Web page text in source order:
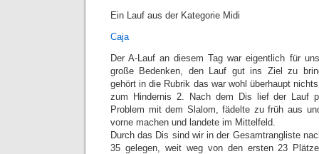
Ein Lauf aus der Kategorie Midi
Caja
Der A-Lauf an diesem Tag war eigentlich für
große Bedenken, den Lauf gut ins Ziel zu
gehört in die Rubrik das war wohl überhaupt
zum Hindernis 2. Nach dem Dis lief der Lauf
Problem mit dem Slalom, fädelte zu früh aus
vorne machen und landete im Mittelfeld.
Durch das Dis sind wir in der Gesamtrangliste
35 gelegen, weit weg von den ersten 23